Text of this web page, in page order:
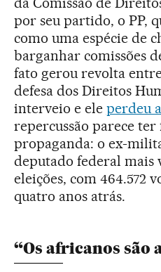
por seu partido, o PP,
como uma espécie de
barganhar comissões
fato gerou revolta
defesa dos Direitos
interveio e ele perdeu
repercussão parece
propaganda: o ex-
deputado federal mais
eleições, com 464.572
quatro anos atrás.
“Os africanos são